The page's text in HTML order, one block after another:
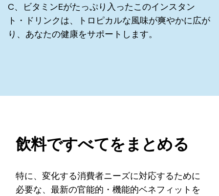
C、ビタミンEがたっぷり入ったこのインスタン
ト・ドリンクは、トロピカルな風味が爽やかに広が
り、あなたの健康をサポートします。
飲料ですべてをまとめる
特に、変化する消費者ニーズに対応するために
必要な、最新の官能的・機能的ベネフィットを